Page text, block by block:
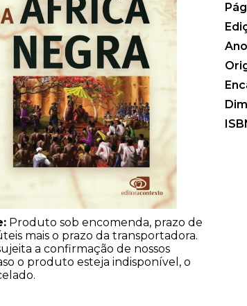
Produto sob encomenda, prazo de
mais o prazo da transportadora.
a confirmação de nossos
o produto esteja indisponível, o